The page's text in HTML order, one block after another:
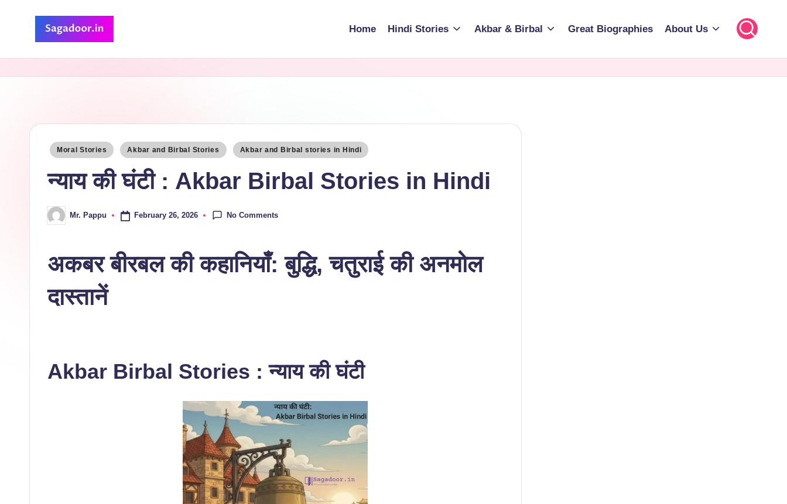
S
a
a
Home Hindi Stories Akbar & Birbal Great Biographies About Us
Posted
Moral Stories Akbar and Birbal Stories Akbar and Birbal stories in Hindi
न्याय की घंटी : Akbar Birbal Stories in Hindi
Posted
by
Mr. Pappu February 26, 2026 No Comments
अकबर बीरबल की कहानियाँ: बुद्धि, चतुराई की अनमोल
दास्तानें
Akbar Birbal Stories : न्याय की घंटी